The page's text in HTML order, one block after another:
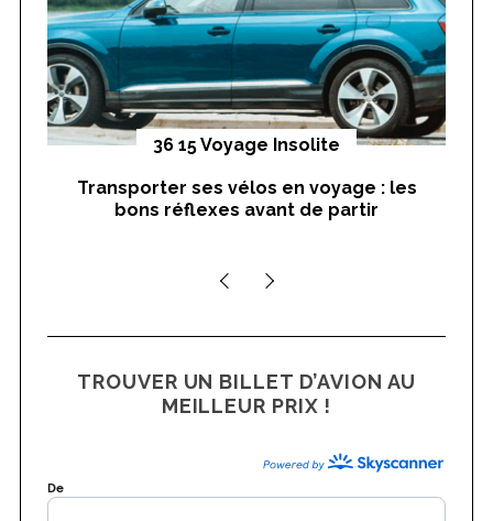
:
36 15 Voyage Insolite
Transporter ses vélos en voyage : les
bons réflexes avant de partir
TROUVER UN BILLET D’AVION AU
MEILLEUR PRIX !